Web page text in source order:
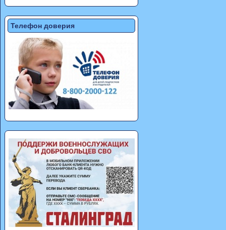
Телефон доверия